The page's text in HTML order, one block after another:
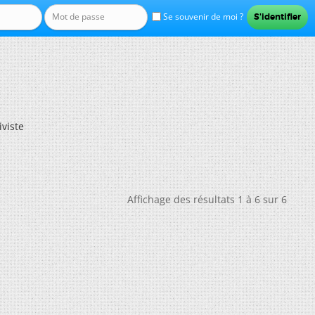
Se souvenir de moi ?
Affichage des résultats 1 à 6 sur 6